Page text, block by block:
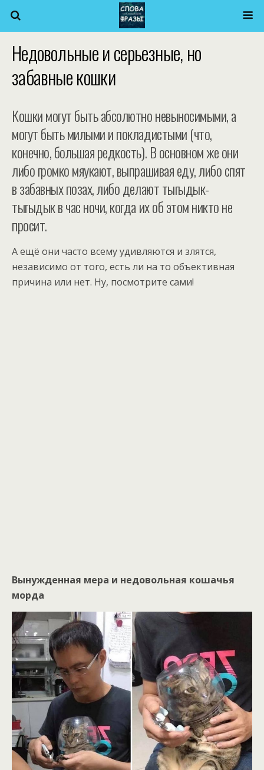
Недовольные и серьезные, но
забавные кошки
Кошки могут быть абсолютно невыносимыми, а
могут быть милыми и покладистыми (что,
конечно, большая редкость). В основном же они
либо громко мяукают, выпрашивая еду, либо спят
в забавных позах, либо делают тыгыдык-
тыгыдык в час ночи, когда их об этом никто не
просит.
А ещё они часто всему удивляются и злятся,
независимо от того, есть ли на то объективная
причина или нет. Ну, посмотрите сами!
Вынужденная мера и недовольная кошачья
морда